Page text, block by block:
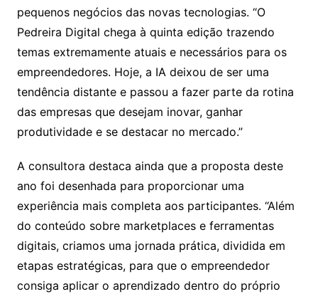
pequenos negócios das novas tecnologias. “O
Pedreira Digital chega à quinta edição trazendo
temas extremamente atuais e necessários para os
empreendedores. Hoje, a IA deixou de ser uma
tendência distante e passou a fazer parte da rotina
das empresas que desejam inovar, ganhar
produtividade e se destacar no mercado.”
A consultora destaca ainda que a proposta deste
ano foi desenhada para proporcionar uma
experiência mais completa aos participantes. “Além
do conteúdo sobre marketplaces e ferramentas
digitais, criamos uma jornada prática, dividida em
etapas estratégicas, para que o empreendedor
consiga aplicar o aprendizado dentro do próprio